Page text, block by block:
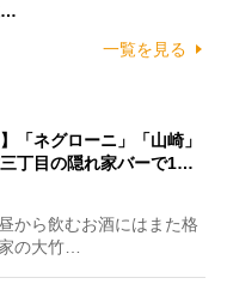
…
一覧を見る
「ネグローニ」「山崎」
三丁目の隠れ家バーで1…
から飲むお酒にはまた格
の大竹…